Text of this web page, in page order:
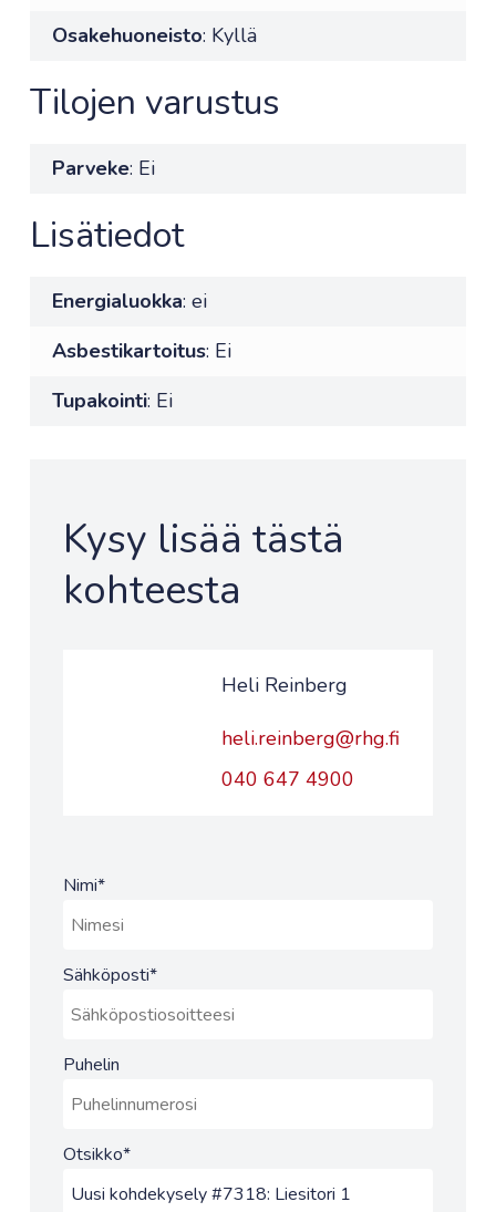
Osakehuoneisto: Kyllä
Tilojen varustus
Parveke: Ei
Lisätiedot
Energialuokka: ei
Asbestikartoitus: Ei
Tupakointi: Ei
Kysy lisää tästä
kohteesta
Heli Reinberg
heli.reinberg@rhg.fi
040 647 4900
Nimi*
Sähköposti*
Puhelin
Otsikko*